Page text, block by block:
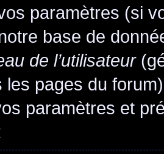
paramètres (si
base de
de l’utilisateur
les pages du
paramètres et